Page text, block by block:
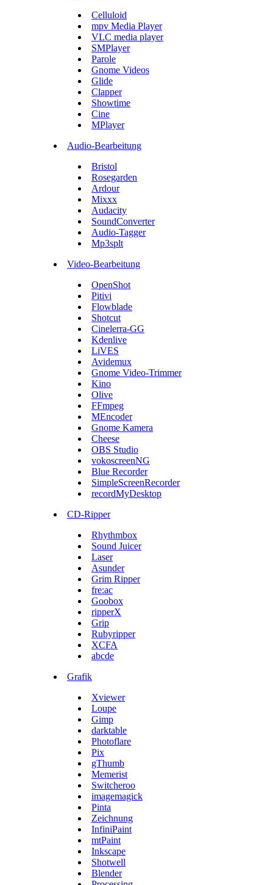
Celluloid
mpv Media Player
VLC media player
SMPlayer
Parole
Gnome Videos
Glide
Clapper
Showtime
Cine
MPlayer
Audio-Bearbeitung
Bristol
Rosegarden
Ardour
Mixxx
Audacity
SoundConverter
Audio-Tagger
Mp3splt
Video-Bearbeitung
OpenShot
Pitivi
Flowblade
Shotcut
Cinelerra-GG
Kdenlive
LiVES
Avidemux
Gnome Video-Trimmer
Kino
Olive
FFmpeg
MEncoder
Gnome Kamera
Cheese
OBS Studio
vokoscreenNG
Blue Recorder
SimpleScreenRecorder
recordMyDesktop
CD-Ripper
Rhythmbox
Sound Juicer
Laser
Asunder
Grim Ripper
fre:ac
Goobox
ripperX
Grip
Rubyripper
XCFA
abcde
Grafik
Xviewer
Loupe
Gimp
darktable
Photoflare
Pix
gThumb
Memerist
Switcheroo
imagemagick
Pinta
Zeichnung
InfiniPaint
mtPaint
Inkscape
Shotwell
Blender